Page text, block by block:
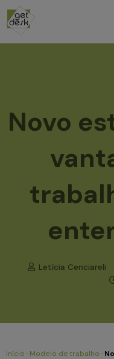
para
conteúdo
Novo
Letícia Cenciareli
Início · Modelo de trabalho ·